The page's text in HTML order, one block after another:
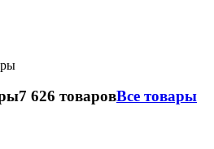
7 626 товаровВсе товары